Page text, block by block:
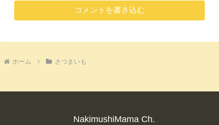
コメントを書き込む
ホーム さつまいも
NakimushiMama Ch.